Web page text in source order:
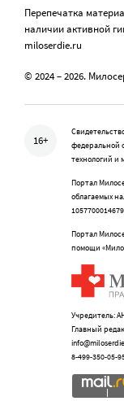
Перепечатка
наличии активной
miloserdie.ru
© 2024 – 2026.
16+
федеральной
технологий и
Портал
облагаемых
Портал
помощи
Учредитель:
Главный
8-499-350-05-